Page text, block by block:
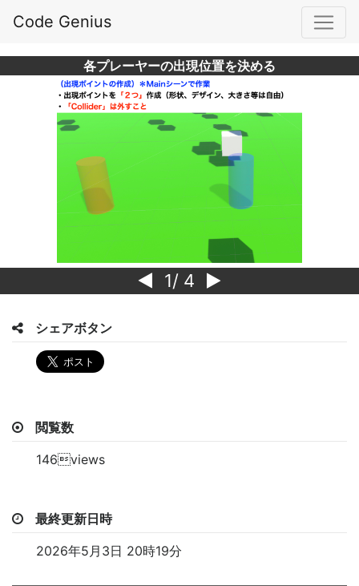
Code Genius
各プレーヤーの出現位置を決める
1/ 4
シェアボタン
閲覧数
146views
最終更新日時
2026年5月3日 20時19分